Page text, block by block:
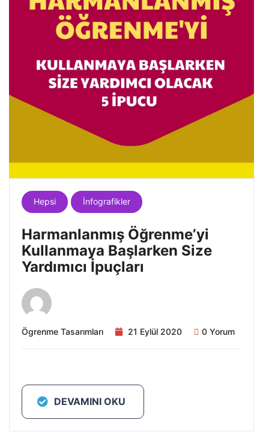
Hepsi İnfografikler
Harmanlanmış Öğrenme’yi
Kullanmaya Başlarken Size
Yardımıcı İpuçları
Ögrenme Tasarımları 21 Eylül 2020 0 Yorum
DEVAMINI OKU